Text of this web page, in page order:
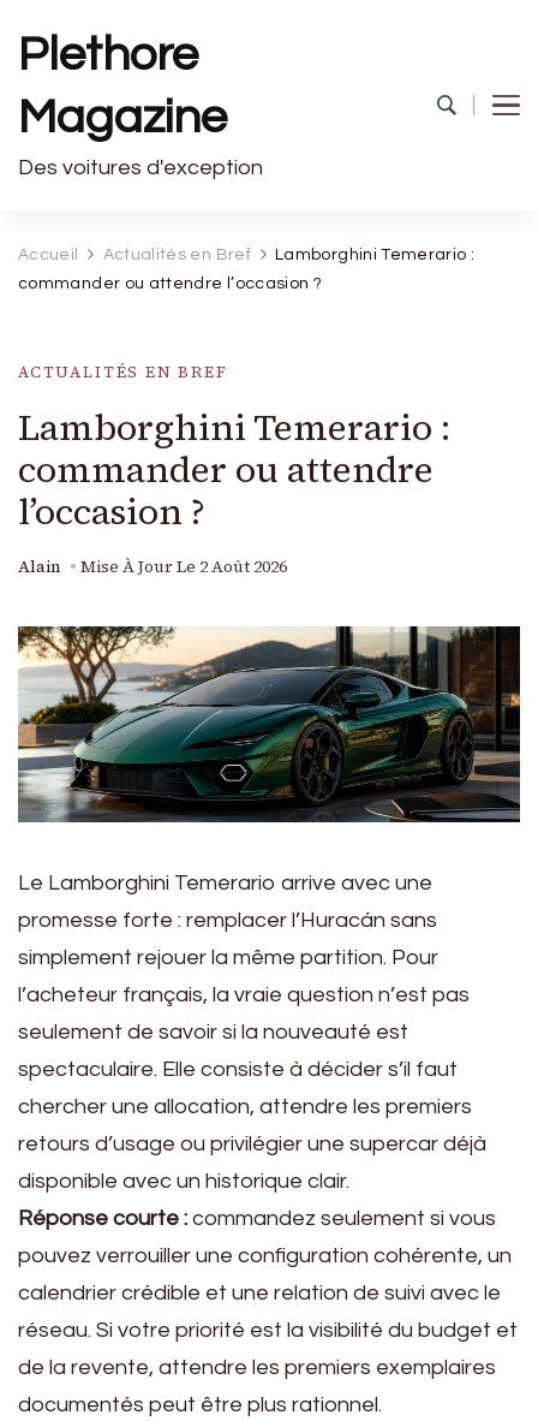
Plethore
Magazine
Des voitures d'exception
Accueil Actualités en Bref
Lamborghini Temerario :
commander ou attendre l’occasion ?
ACTUALITÉS EN BREF
Lamborghini Temerario :
commander ou attendre
l’occasion ?
Alain Mise À Jour Le 2 Août 2026
Le Lamborghini Temerario arrive avec une
promesse forte : remplacer l’Huracán sans
simplement rejouer la même partition. Pour
l’acheteur français, la vraie question n’est pas
seulement de savoir si la nouveauté est
spectaculaire. Elle consiste à décider s’il faut
chercher une allocation, attendre les premiers
retours d’usage ou privilégier une supercar déjà
disponible avec un historique clair.
Réponse courte : commandez seulement si vous
pouvez verrouiller une configuration cohérente, un
calendrier crédible et une relation de suivi avec le
réseau. Si votre priorité est la visibilité du budget et
de la revente, attendre les premiers exemplaires
documentés peut être plus rationnel.